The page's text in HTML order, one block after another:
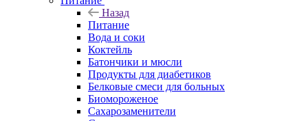
Назад
Питание
Вода и соки
Коктейль
Батончики и мюсли
Продукты для диабетиков
Белковые смеси для больных
Биомороженое
Сахарозаменители